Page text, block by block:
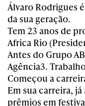
Álvaro Rodrigues
da sua geração.
Tem 23 anos de
Africa Rio
Antes do Grupo
Agência3.
Começou a
Em sua carreira,
prêmios em